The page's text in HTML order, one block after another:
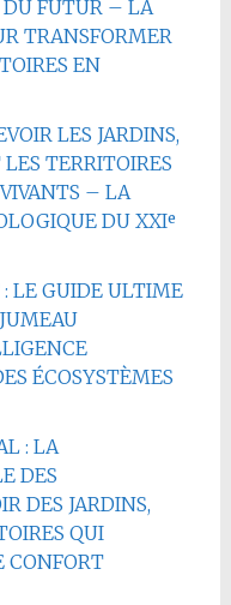
DU FUTUR – LA
TRANSFORMER
EN
LES JARDINS,
TERRITOIRES
– LA
DU XXIᵉ
LE GUIDE ULTIME
ÉCOSYSTÈMES
: LA
DES
DES JARDINS,
QUI
CONFORT